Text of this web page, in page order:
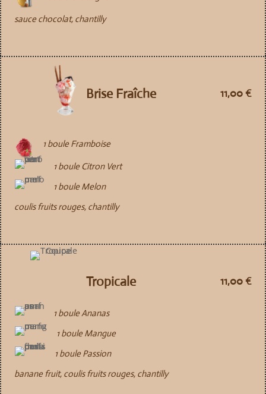
sauce chocolat, chantilly
Brise Fraîche 11,00 €
1 boule Framboise
1 boule Citron Vert
1 boule Melon
coulis fruits rouges, chantilly
Tropicale 11,00 €
1 boule Ananas
1 boule Mangue
1 boule Passion
banane fruit, coulis fruits rouges, chantilly